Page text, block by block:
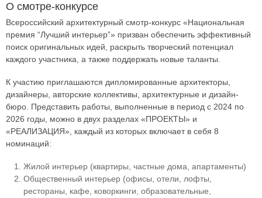
О смотре-конкурсе
Всероссийский архитектурный смотр-конкурс «Национальная
премия “Лучший интерьер”» призван обеспечить эффективный
поиск оригинальных идей, раскрыть творческий потенциал
каждого участника, а также поддержать новые таланты.
К участию приглашаются дипломированные архитекторы,
дизайнеры, авторские коллективы, архитектурные и дизайн-
бюро. Представить работы, выполненные в период с 2024 по
2026 годы, можно в двух разделах «ПРОЕКТЫ» и
«РЕАЛИЗАЦИЯ», каждый из которых включает в себя 8
номинаций:
Жилой интерьер (квартиры, частные дома, апартаменты)
Общественный интерьер (офисы, отели, лофты,
рестораны, кафе, коворкинги, образовательные,